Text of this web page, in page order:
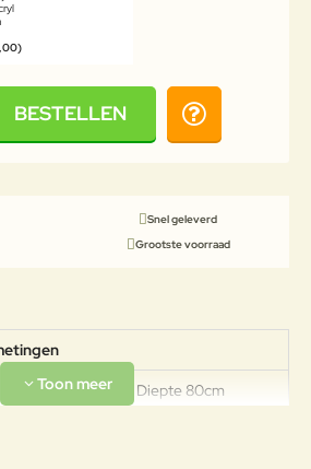
BESTELLEN
Snel geleverd
Grootste voorraad
Breedte 82cm Diepte 80cm